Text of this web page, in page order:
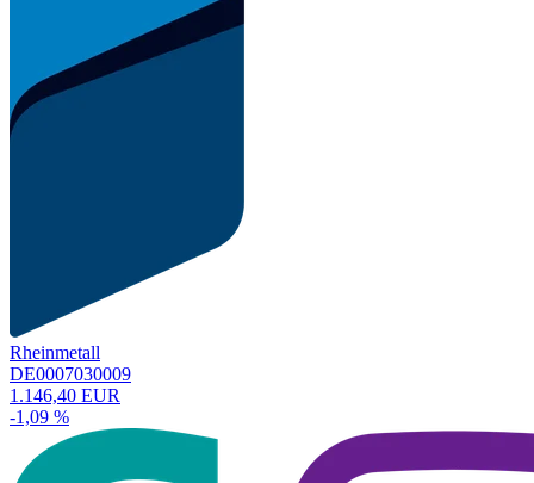
Rheinmetall
DE0007030009
1.146,40 EUR
-1,09 %